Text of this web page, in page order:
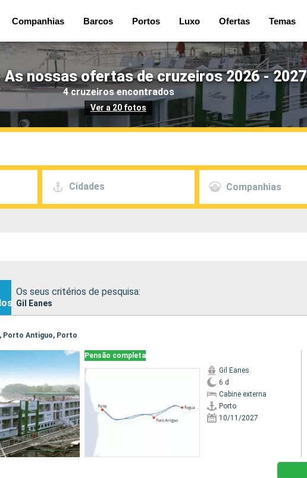
Companhias Barcos Portos Luxo Ofertas Temas
As nossas ofertas de cruzeiros 2026 - 2027
4 cruzeiros encontrados
Ver a 20 fotos
Cidades Companhias
Os seus critérios de pesquisa:
Gil Eanes
Porto Antiguo, Porto
Pensão completa
Gil Eanes
6 d
Cabine externa
Porto
10/11/2027